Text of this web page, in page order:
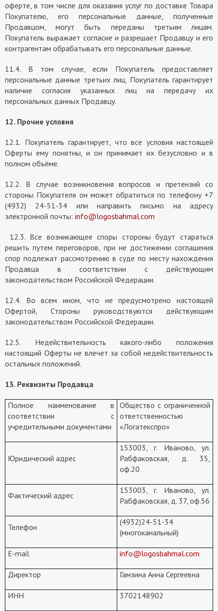
оферте, в том числе для оказания услуг по доставке Товара
Покупателю, его персональные данные, полученные
Продавцом, могут быть переданы третьим лицам.
Покупатель выражает согласие и разрешает Продавцу и его
контрагентам обрабатывать его персональные данные.
11.4. В том случае, если Покупатель предоставляет
персональные данные третьих лиц, Покупатель гарантирует
наличие согласия указанных лиц на передачу их
персональных данных Продавцу.
12. Прочие условия
12.1. Покупатель гарантирует, что все условия настоящей
Оферты ему понятны, и он принимает их безусловно и в
полном объёме.
12.2. В случае возникновения вопросов и претензий со
стороны Покупателя он может обратиться по телефону +7
(4932) 24-51-34 или направить письмо на адресу
электронной почты: info@logosbahmal.com
12.3. Все возникающее споры стороны будут стараться
решить путем переговоров, при не достижении соглашения
спор подлежат рассмотрению в суде по месту нахождения
Продавца в соответствии с действующим
законодательством Российской Федерации.
12.4. Во всем ином, что не предусмотрено настоящей
Офертой, Стороны руководствуются действующим
законодательством Российской Федерации.
12.5. Недействительность какого-либо положения
настоящий Оферты не влечет за собой недействительность
остальных положений.
13. Реквизиты Продавца
Полное наименование в
соответствии с
учредительными документами
Общество с ограниченной
ответственностью
«Логатекспро»
Юридический адрес
153003, г. Иваново, ул.
Рабфаковская, д. 35,
оф.20
Фактический адрес
153003, г. Иваново, ул.
Рабфаковская, д. 37, оф.56
Телефон
(4932)24-51-34
(многоканальный)
E-mail info@logosbahmal.com
Директор Гамзина Анна Сергеевна
ИНН 3702148902